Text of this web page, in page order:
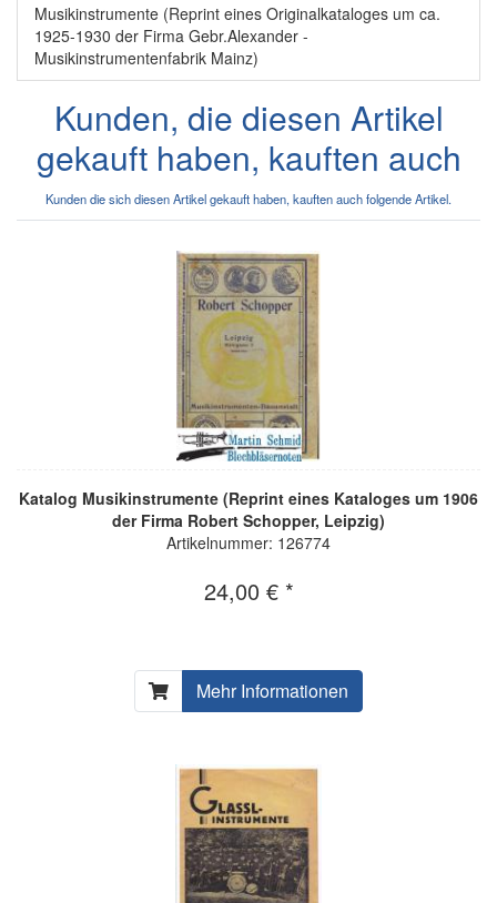
Musikinstrumente (Reprint eines Originalkataloges um ca.
1925-1930 der Firma Gebr.Alexander -
Musikinstrumentenfabrik Mainz)
Kunden, die diesen Artikel
gekauft haben, kauften auch
Kunden die sich diesen Artikel gekauft haben, kauften auch folgende Artikel.
Katalog Musikinstrumente (Reprint eines Kataloges um 1906
der Firma Robert Schopper, Leipzig)
Artikelnummer: 126774
24,00 € *
Mehr Informationen